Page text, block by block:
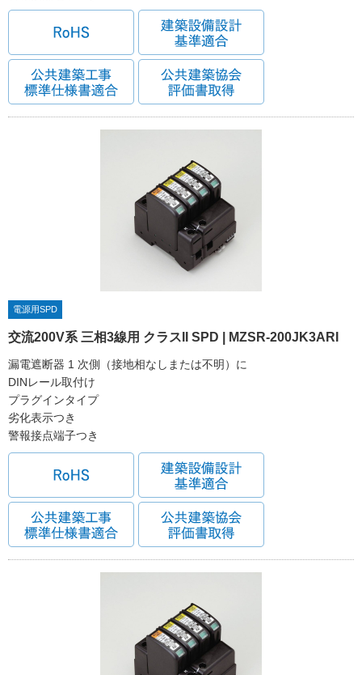
電源用SPD
交流200V系 三相3線用 クラスII SPD | MZSR-200JK3ARI
漏電遮断器 1 次側（接地相なしまたは不明）に
DINレール取付け
プラグインタイプ
劣化表示つき
警報接点端子つき